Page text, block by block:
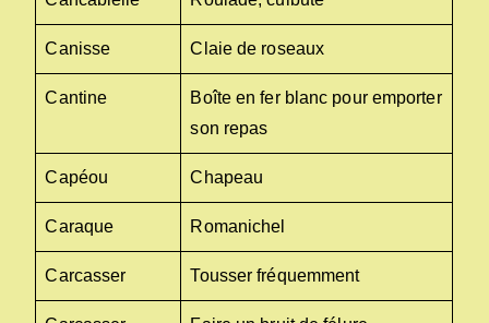
Canisse Claie de roseaux
Cantine
Boîte en fer blanc pour emporter
son repas
Capéou Chapeau
Caraque Romanichel
Carcasser Tousser fréquemment